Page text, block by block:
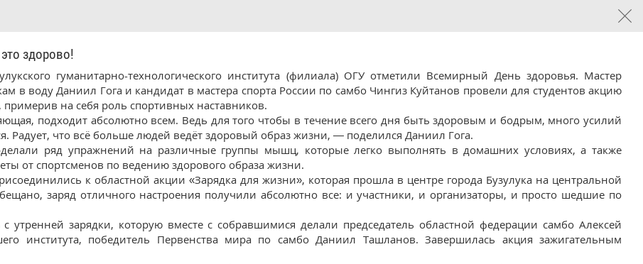
здорово!
гуманитарно-технологического института (филиала) ОГУ отметили Всемирный День здоровья. Мастер
в воду Даниил Гога и кандидат в мастера спорта России по самбо Чингиз Куйтанов провели для студентов акцию
на себя роль спортивных наставников.
подходит абсолютно всем. Ведь для того чтобы в течение всего дня быть здоровым и бодрым, много усилий
Радует, что всё больше людей ведёт здоровый образ жизни, — поделился Даниил Гога.
ряд упражнений на различные группы мышц, которые легко выполнять в домашних условиях, а также
от спортсменов по ведению здорового образа жизни.
к областной акции «Зарядка для жизни», которая прошла в центре города Бузулука на центральной
заряд отличного настроения получили абсолютно все: и участники, и организаторы, и просто шедшие по
утренней зарядки, которую вместе с собравшимися делали председатель областной федерации самбо Алексей
института, победитель Первенства мира по самбо Даниил Ташланов. Завершилась акция зажигательным